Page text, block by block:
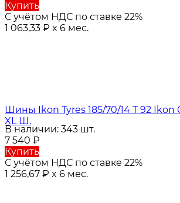
Купить
С учётом НДС по ставке 22%
1 063,33 ₽ x 6 мес.
Шины Ikon Tyres 185/70/14 T 92 Ikon
XL Ш.
В наличии: 343 шт.
7 540 ₽
Купить
С учётом НДС по ставке 22%
1 256,67 ₽ x 6 мес.